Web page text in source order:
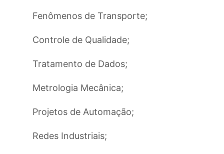
Fenômenos de Transporte;
Controle de Qualidade;
Tratamento de Dados;
Metrologia Mecânica;
Projetos de Automação;
Redes Industriais;